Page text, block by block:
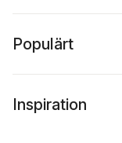
Populärt
Inspiration